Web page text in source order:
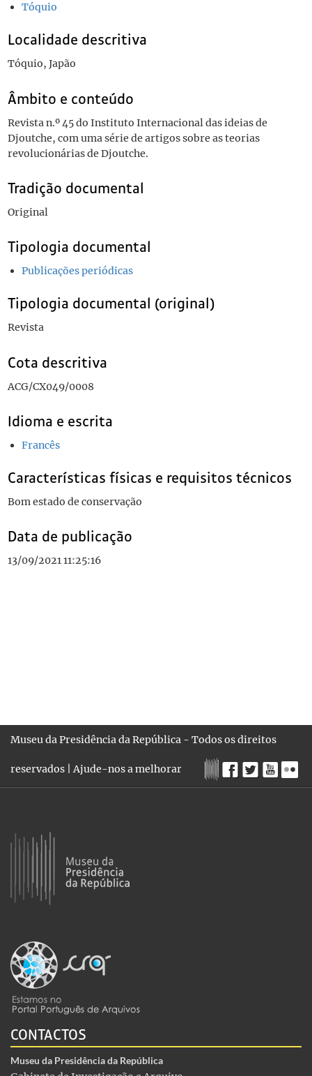
Tóquio
Localidade descritiva
Tóquio, Japão
Âmbito e conteúdo
Revista n.º 45 do Instituto Internacional das ideias de
Djoutche, com uma série de artigos sobre as teorias
revolucionárias de Djoutche.
Tradição documental
Original
Tipologia documental
Publicações periódicas
Tipologia documental (original)
Revista
Cota descritiva
ACG/CX049/0008
Idioma e escrita
Francês
Características físicas e requisitos técnicos
Bom estado de conservação
Data de publicação
13/09/2021 11:25:16
Museu da Presidência da República - Todos os direitos
reservados |Ajude-nos a melhorar
CONTACTOS
Museu da Presidência da República